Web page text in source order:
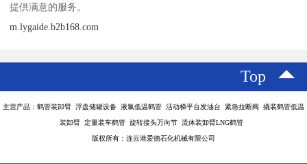
提供满意的服务。
m.lygaide.b2b168.com
Top
主营产品：鹤管装卸臂 浮盘储罐设备 液氯低温鹤管 活动梯平台发油台 紧急拉断阀 撬装鹤管低温
装卸臂 定量装车鹤管 旋转接头万向节 流体装卸臂LNG鹤管
版权所有：连云港爱德石化机械有限公司